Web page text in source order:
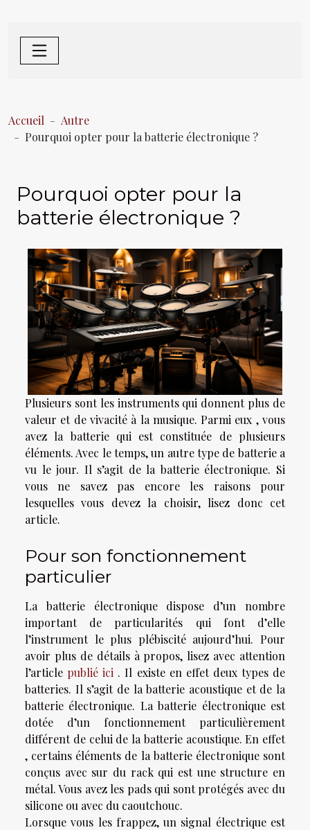
Accueil
Autre
Pourquoi opter pour la batterie électronique ?
Pourquoi opter pour la
batterie électronique ?
Plusieurs sont les instruments qui donnent plus de
valeur et de vivacité à la musique. Parmi eux , vous
avez la batterie qui est constituée de plusieurs
éléments. Avec le temps, un autre type de batterie a
vu le jour. Il s’agit de la batterie électronique. Si
vous ne savez pas encore les raisons pour
lesquelles vous devez la choisir, lisez donc cet
article.
Pour son fonctionnement
particulier
La batterie électronique dispose d’un nombre
important de particularités qui font d’elle
l’instrument le plus plébiscité aujourd’hui. Pour
avoir plus de détails à propos, lisez avec attention
l’article publié ici . Il existe en effet deux types de
batteries. Il s’agit de la batterie acoustique et de la
batterie électronique. La batterie électronique est
dotée d’un fonctionnement particulièrement
différent de celui de la batterie acoustique. En effet
, certains éléments de la batterie électronique sont
conçus avec sur du rack qui est une structure en
métal. Vous avez les pads qui sont protégés avec du
silicone ou avec du caoutchouc.
Lorsque vous les frappez, un signal électrique est